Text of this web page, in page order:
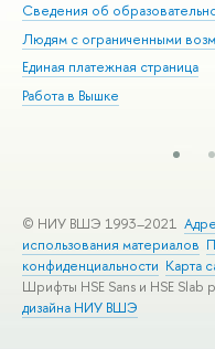
Сведения об
Людям с ограниченными
Единая платежная страница
Работа в Вышке
© НИУ ВШЭ 1993–2021
использования материалов
конфиденциальности Карта
Шрифты HSE Sans и HSE Slab
дизайна НИУ ВШЭ